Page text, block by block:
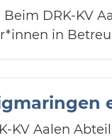
DRK-KV
in
KV Aalen